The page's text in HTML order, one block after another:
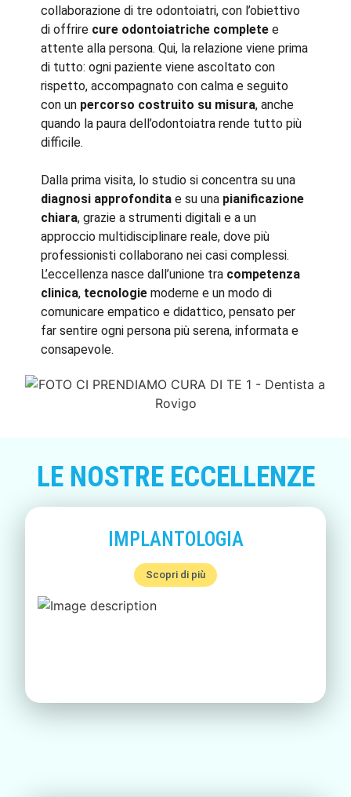
collaborazione di tre odontoiatri, con l’obiettivo
di offrire cure odontoiatriche complete e
attente alla persona. Qui, la relazione viene prima
di tutto: ogni paziente viene ascoltato con
rispetto, accompagnato con calma e seguito
con un percorso costruito su misura, anche
quando la paura dell’odontoiatra rende tutto più
difficile.
Dalla prima visita, lo studio si concentra su una
diagnosi approfondita e su una pianificazione
chiara, grazie a strumenti digitali e a un
approccio multidisciplinare reale, dove più
professionisti collaborano nei casi complessi.
L’eccellenza nasce dall’unione tra competenza
clinica, tecnologie moderne e un modo di
comunicare empatico e didattico, pensato per
far sentire ogni persona più serena, informata e
consapevole.
LE NOSTRE ECCELLENZE
IMPLANTOLOGIA
Scopri di più